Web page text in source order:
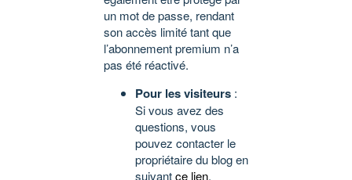
un mot de passe, rendant
son accès limité tant que
l’abonnement premium n’a
pas été réactivé.
Pour les visiteurs :
Si vous avez des
questions, vous
pouvez contacter le
propriétaire du blog en
suivantce lien.